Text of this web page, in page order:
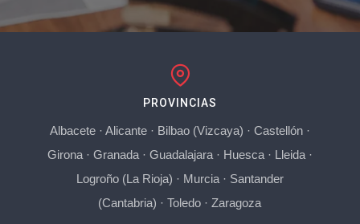
PROVINCIAS
Albacete· Alicante· Bilbao (Vizcaya) · Castellón·
Girona· Granada· Guadalajara· Huesca· Lleida·
Logroño (La Rioja) · Murcia· Santander
(Cantabria) ·Toledo ·Zaragoza